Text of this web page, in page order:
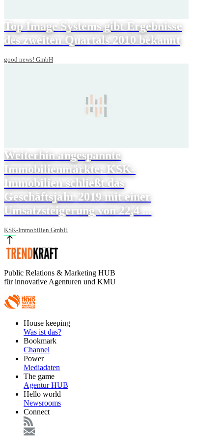
Top Image Systems gibt Ergebnisse
des zweiten Quartals 2010 bekannt
good news! GmbH
Weiterhin angespannte
Immobilienmärkte: KSK-
Immobilien schließt das
Geschäftsjahr 2019 mit einer
Umsatzsteigerung von 22,4 ...
KSK-Immobilien GmbH
Public Relations & Marketing HUB
für innovative Agenturen und KMU
FooterHouse keeping
Was ist das?
Bookmark
Channel
Power
Mediadaten
The game
Agentur HUB
Hello world
Newsrooms
Connect